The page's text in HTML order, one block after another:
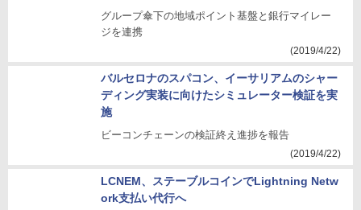
グループ傘下の地域ポイント基盤と銀行マイレー
ジを連携
(2019/4/22)
バルセロナのスパコン、イーサリアムのシャー
ディング実装に向けたシミュレーター検証を実
施
ビーコンチェーンの検証終え進捗を報告
(2019/4/22)
LCNEM、ステーブルコインでLightning Netw
ork支払い代行へ